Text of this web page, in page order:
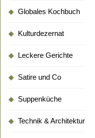
Globales Kochbuch
Kulturdezernat
Leckere Gerichte
Satire und Co
Suppenküche
Technik & Architektur